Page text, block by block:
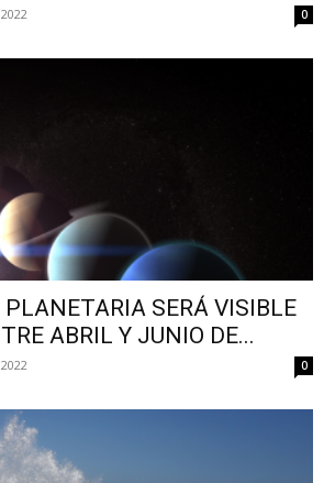
0
SERÁ VISIBLE
ABRIL Y JUNIO DE...
0